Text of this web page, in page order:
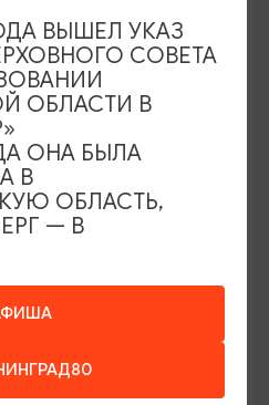
КУЛЬТУРЫ
в символах
ПН-ПТ в 12:00
КАРТА
ВЫШЕЛ УКАЗ
СОВЕТА
ОБЛАСТИ В
ОНА БЫЛА
В
ОБЛАСТЬ,
— В